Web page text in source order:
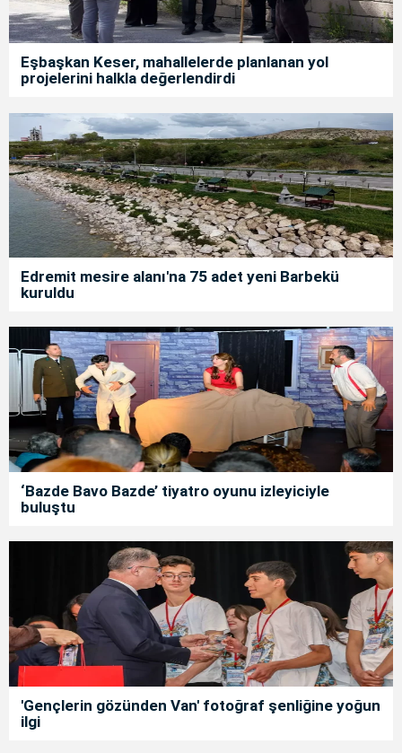
Eşbaşkan Keser, mahallelerde planlanan yol
projelerini halkla değerlendirdi
Edremit mesire alanı'na 75 adet yeni Barbekü
kuruldu
‘Bazde Bavo Bazde’ tiyatro oyunu izleyiciyle
buluştu
'Gençlerin gözünden Van' fotoğraf şenliğine yoğun
ilgi